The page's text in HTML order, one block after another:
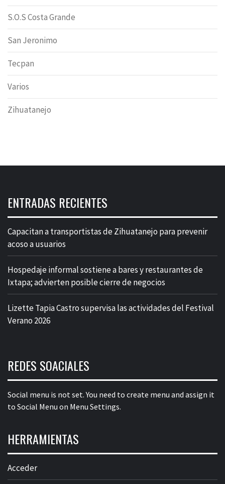
S.O.S Costa Grande
San Jeronimo
Tecpan
Varios
Zihuatanejo
ENTRADAS RECIENTES
Capacitan a transportistas de Zihuatanejo para prevenir
acoso a usuarios
Hospedaje informal sostiene a bares y restaurantes de
Ixtapa; advierten posible cierre de negocios
Lizette Tapia Castro supervisa las actividades del Festival
Verano 2026
REDES SOACIALES
Social menu is not set. You need to create menu and assign it
to Social Menu on Menu Settings.
HERRAMIENTAS
Acceder